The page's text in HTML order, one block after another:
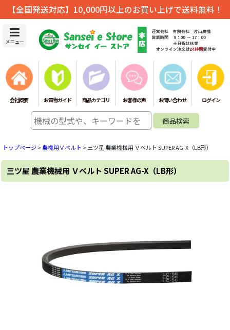
【全国発送対応】10,000円以上のお買い上げで送料無料！
メニュー
会社概要 お買物ガイド 商品カテゴリ お客様の声 お問い合わせ ログイン
トップページ>農機用Ｖベルト >三ツ星 農業機械用 Ｖベルト SUPER AG-X（LB形）
三ツ星 農業機械用 Ｖベルト SUPER AG-X（LB形）